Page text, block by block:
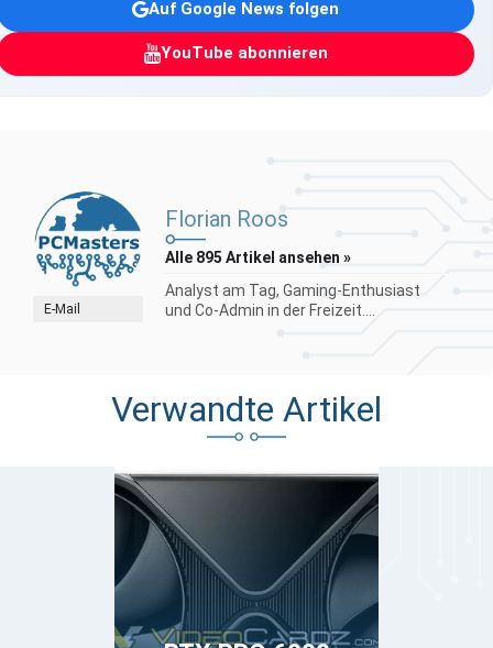
Auf Google News folgen
YouTube abonnieren
E-Mail
Florian Roos
Alle 895 Artikel ansehen »
Analyst am Tag, Gaming-Enthusiast
und Co-Admin in der Freizeit....
Verwandte Artikel